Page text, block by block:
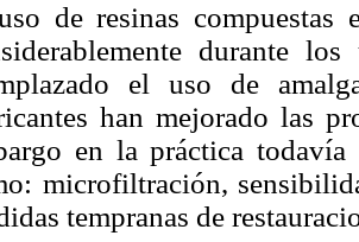
de resinas compuestas
durante
el uso de
han mejorado las
en la práctica
microfiltración,
tempranas de